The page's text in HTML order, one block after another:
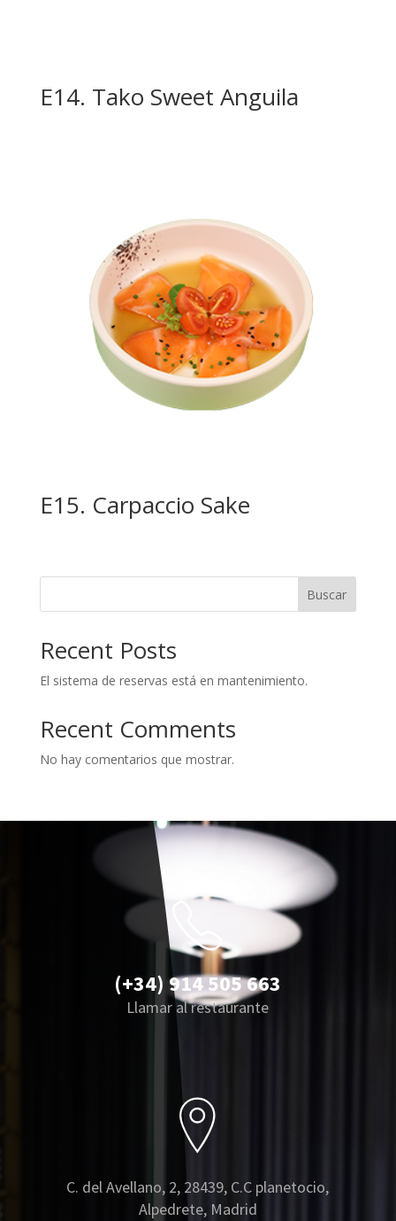
E14. Tako Sweet Anguila
E15. Carpaccio Sake
Buscar
Recent Posts
El sistema de reservas está en mantenimiento.
Recent Comments
No hay comentarios que mostrar.
(+34) 914 505 663
Llamar al restaurante
C. del Avellano, 2, 28439, C.C planetocio,
Alpedrete, Madrid